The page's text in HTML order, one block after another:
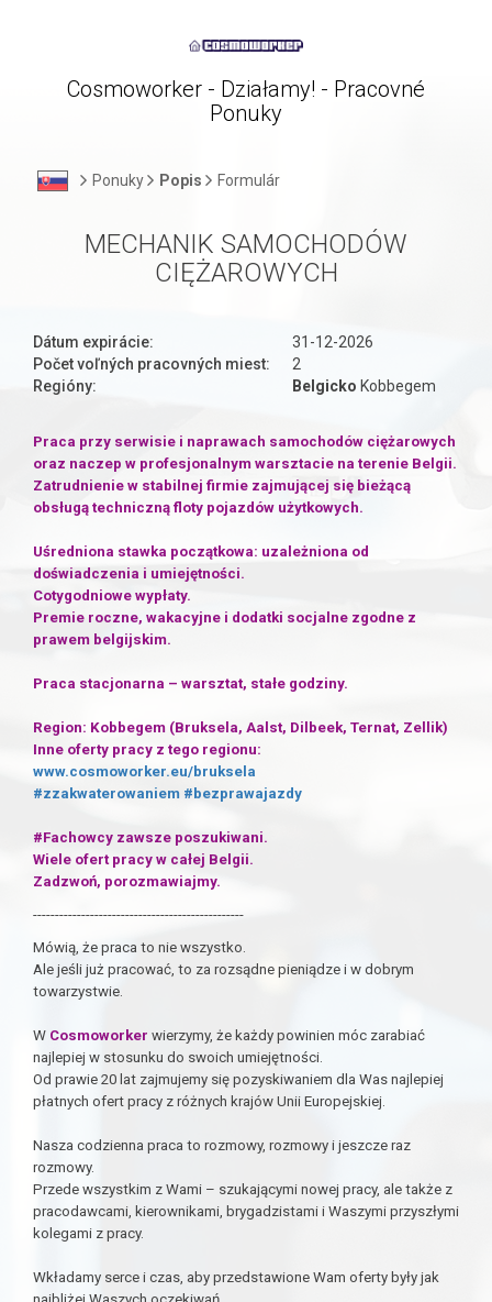
Cosmoworker - Działamy! - Pracovné
Ponuky
Ponuky Popis Formulár
MECHANIK SAMOCHODÓW
CIĘŻAROWYCH
Dátum expirácie:
31-12-2026
Počet voľných pracovných miest:
2
Regióny:
Belgicko Kobbegem
Praca przy serwisie i naprawach samochodów ciężarowych
oraz naczep w profesjonalnym warsztacie na terenie Belgii.
Zatrudnienie w stabilnej firmie zajmującej się bieżącą
obsługą techniczną floty pojazdów użytkowych.
Uśredniona stawka początkowa: uzależniona od
doświadczenia i umiejętności.
Cotygodniowe wypłaty.
Premie roczne, wakacyjne i dodatki socjalne zgodne z
prawem belgijskim.
Praca stacjonarna – warsztat, stałe godziny.
Region: Kobbegem (Bruksela, Aalst, Dilbeek, Ternat, Zellik)
Inne oferty pracy z tego regionu:
www.cosmoworker.eu/bruksela
#zzakwaterowaniem #bezprawajazdy
#Fachowcy zawsze poszukiwani.
Wiele ofert pracy w całej Belgii.
Zadzwoń, porozmawiajmy.
------------------------------------------------
Mówią, że praca to nie wszystko.
Ale jeśli już pracować, to za rozsądne pieniądze i w dobrym
towarzystwie.
W Cosmoworker wierzymy, że każdy powinien móc zarabiać
najlepiej w stosunku do swoich umiejętności.
Od prawie 20 lat zajmujemy się pozyskiwaniem dla Was najlepiej
płatnych ofert pracy z różnych krajów Unii Europejskiej.
Nasza codzienna praca to rozmowy, rozmowy i jeszcze raz
rozmowy.
Przede wszystkim z Wami – szukającymi nowej pracy, ale także z
pracodawcami, kierownikami, brygadzistami i Waszymi przyszłymi
kolegami z pracy.
Wkładamy serce i czas, aby przedstawione Wam oferty były jak